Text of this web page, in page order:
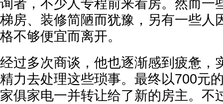
询者，不少人专程前来看房。然而一
梯房、装修简陋而犹豫，另有一些人
格不够便宜而离开。
经过多次商谈，他也逐渐感到疲惫，
精力去处理这些琐事。最终以700元
家俱家电一并转让给了新的房主。不